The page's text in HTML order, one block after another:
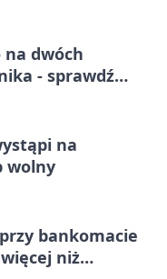
na dwóch
- sprawdź
na
wolny
bankomacie
niż